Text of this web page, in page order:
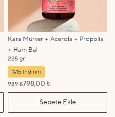
Kara Mürver + Acerola + Propolis
+ Ham Bal
225 gr
%15 İndirim
939 ₺798,00 ₺
Sepete Ekle